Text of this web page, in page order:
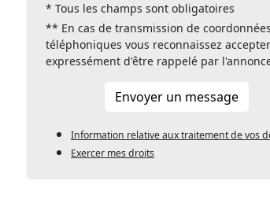
* Tous les champs sont obligatoires
** En cas de transmission de coordonnées
téléphoniques vous reconnaissez accepter
expressément d'être rappelé par
Envoyer un message
Information relative aux traitement de vos
Exercer mes droits